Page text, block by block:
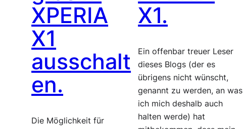
XPERIA
X1
ausschalt
en.
Die Möglichkeit für
X1.
Ein offenbar treuer Leser
dieses Blogs (der es
übrigens nicht wünscht,
genannt zu werden, an was
ich mich deshalb auch
halten werde) hat